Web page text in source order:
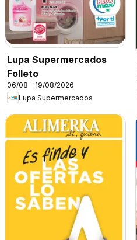
Lupa Supermercados
Folleto
06/08 - 19/08/2026
Lupa Supermercados